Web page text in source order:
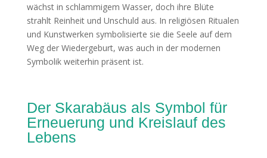
wächst in schlammigem Wasser, doch ihre Blüte
strahlt Reinheit und Unschuld aus. In religiösen Ritualen
und Kunstwerken symbolisierte sie die Seele auf dem
Weg der Wiedergeburt, was auch in der modernen
Symbolik weiterhin präsent ist.
Der Skarabäus als Symbol für
Erneuerung und Kreislauf des
Lebens